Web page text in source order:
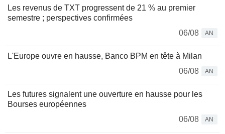
Les revenus de TXT progressent de 21 % au premier
semestre ; perspectives confirmées
06/08
AN
L'Europe ouvre en hausse, Banco BPM en tête à Milan
06/08
AN
Les futures signalent une ouverture en hausse pour les
Bourses européennes
06/08
AN